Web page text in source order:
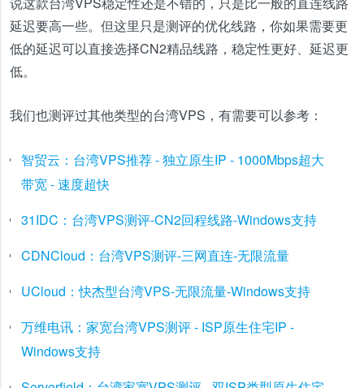
延迟要高一些。但这里只是测评的优化线路，你如果需要更
低的延迟可以直接选择CN2精品线路，稳定性更好、延迟更
低。
我们也测评过其他类型的台湾VPS，有需要可以参考：
智贸云：台湾VPS推荐 - 独立原生IP - 1000Mbps超大
带宽 - 速度超快
31IDC：台湾VPS测评-CN2回程线路-Windows支持
CDNCloud：台湾VPS测评-三网直连-无限流量
UCloud：快杰型台湾VPS-无限流量-Windows支持
万维电讯：家宽台湾VPS测评 - ISP原生住宅IP -
Windows支持